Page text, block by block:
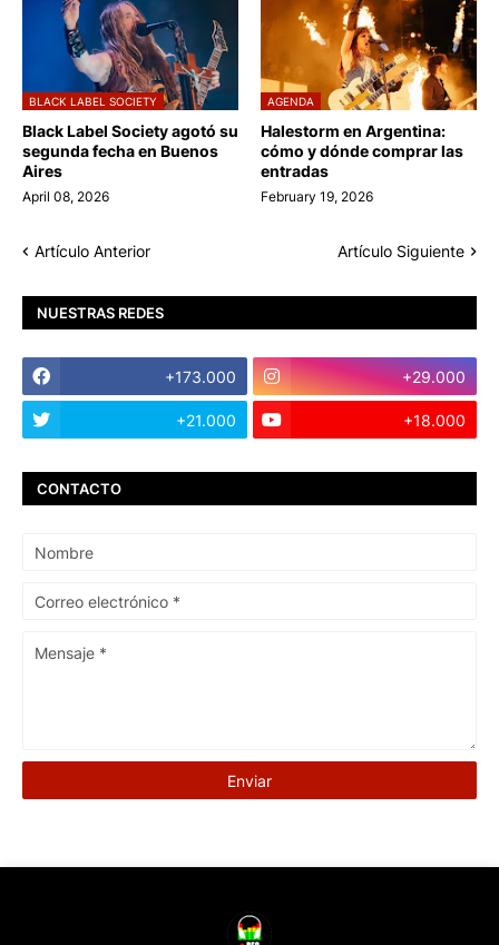
BLACK LABEL SOCIETY
Black Label Society agotó su
segunda fecha en Buenos
Aires
April 08, 2026
AGENDA
Halestorm en Argentina:
cómo y dónde comprar las
entradas
February 19, 2026
Artículo Anterior Artículo Siguiente
NUESTRAS REDES
+173.000 +29.000
+21.000 +18.000
CONTACTO